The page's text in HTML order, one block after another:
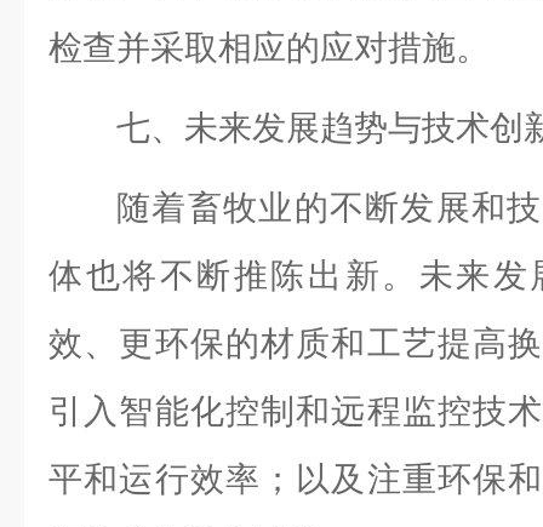
检查并采取相应的应对措施。
七、未来发展趋势与技术创
随着畜牧业的不断发展和
体也将不断推陈出新。未来发
效、更环保的材质和工艺提高
引入智能化控制和远程监控技
平和运行效率；以及注重环保